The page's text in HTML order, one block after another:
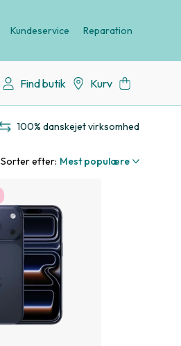
Kundeservice Reparation
Find butik Kurv
100% danskejet virksomhed
Sorter efter: Mest populære